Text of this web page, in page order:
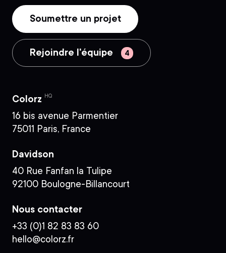
Soumettre un projet
Rejoindre l'équipe
Colorz HQ
16 bis avenue Parmentier
75011 Paris, France
Davidson
40 Rue Fanfan la Tulipe
92100 Boulogne-Billancourt
Nous contacter
+33 (0)1 82 83 83 60
hello@colorz.fr